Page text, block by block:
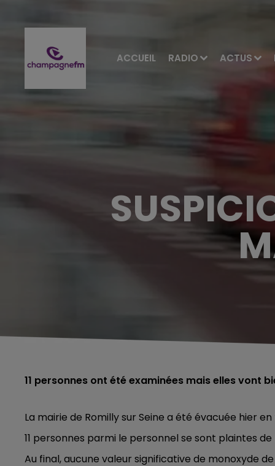
ACCUEIL RADIO ACTUS
11 personnes ont été examinées mais elles vont
La mairie de Romilly sur Seine a été évacuée hier
11 personnes parmi le personnel se sont plaintes
Au final, aucune valeur significative de monoxyde